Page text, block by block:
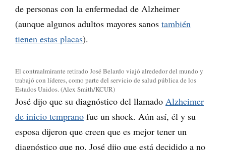
de personas con la enfermedad de Alzheimer
(aunque algunos adultos mayores sanos también
tienen estas placas).
El contraalmirante retirado José Belardo viajó alrededor del mundo y
trabajó con líderes, como parte del servicio de salud pública de los
Estados Unidos. (Alex Smith/KCUR)
José dijo que su diagnóstico del llamado Alzheimer
de inicio temprano fue un shock. Aún así, él y su
esposa dijeron que creen que es mejor tener un
diagnóstico que no. José dijo que está decidido a no